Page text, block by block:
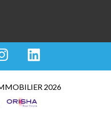
2026